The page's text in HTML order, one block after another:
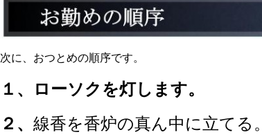
次に、おつとめの順序です。
１、
ローソクを灯します。
２、 線香を香炉の真ん中に立てる。